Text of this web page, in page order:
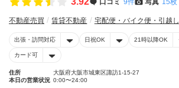
不動産売買 賃貸不動産 宅配便・バイク便・引越し
出張・訪問対応 日祝OK 21時以降OK
カード可
住所
大阪府大阪市城東区諏訪1-15-27
本日の営業状況 0:00〜24:00